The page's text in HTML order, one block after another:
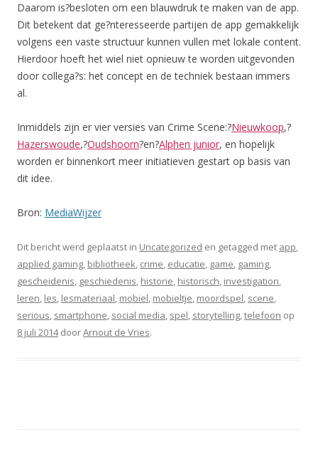
Daarom is?besloten om een blauwdruk te maken van de app.
Dit betekent dat ge?nteresseerde partijen de app gemakkelijk
volgens een vaste structuur kunnen vullen met lokale content.
Hierdoor hoeft het wiel niet opnieuw te worden uitgevonden
door collega?s: het concept en de techniek bestaan immers
al.
Inmiddels zijn er vier versies van Crime Scene:?Nieuwkoop,?
Hazerswoude,?Oudshoorn?en?Alphen junior, en hopelijk
worden er binnenkort meer initiatieven gestart op basis van
dit idee.
Bron: MediaWijzer
Dit bericht werd geplaatst in Uncategorized en getagged met app,
applied gaming, bibliotheek, crime, educatie, game, gaming,
gescheidenis, geschiedenis, historie, historisch, investigation,
leren, les, lesmateriaal, mobiel, mobieltje, moordspel, scene,
serious, smartphone, social media, spel, storytelling,telefoon op
8 juli 2014doorArnout de Vries.